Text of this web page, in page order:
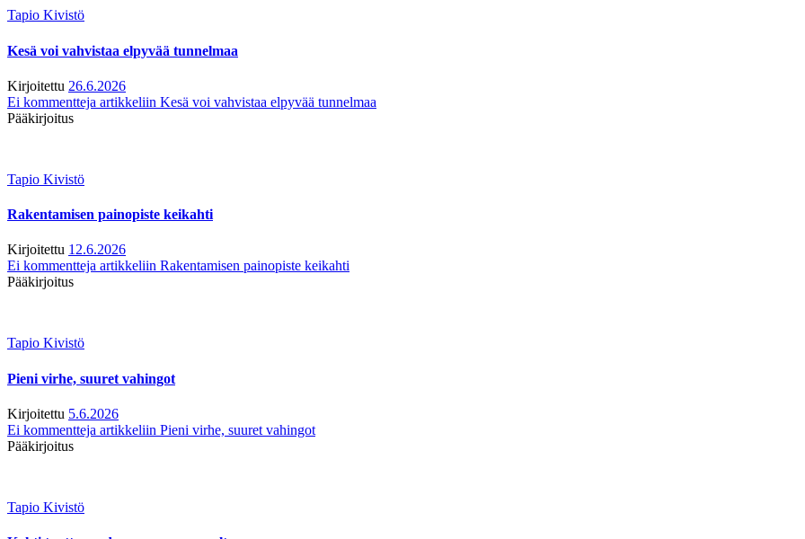
Tapio Kivistö
Kesä voi vahvistaa elpyvää tunnelmaa
Kirjoitettu 26.6.2026
Ei kommentteja artikkeliin Kesä voi vahvistaa elpyvää tunnelmaa
Pääkirjoitus
Tapio Kivistö
Rakentamisen painopiste keikahti
Kirjoitettu 12.6.2026
Ei kommentteja artikkeliin Rakentamisen painopiste keikahti
Pääkirjoitus
Tapio Kivistö
Pieni virhe, suuret vahingot
Kirjoitettu 5.6.2026
Ei kommentteja artikkeliin Pieni virhe, suuret vahingot
Pääkirjoitus
Tapio Kivistö